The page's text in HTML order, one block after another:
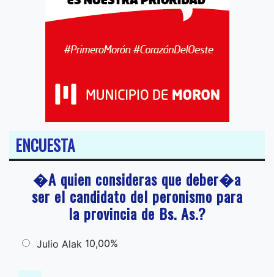
ENCUESTA
�A quien consideras que deber�a
ser el candidato del peronismo para
la provincia de Bs. As.?
Julio Alak 10,00%